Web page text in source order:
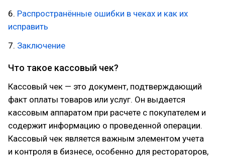
6. Распространённые ошибки в чеках и как их
исправить
7. Заключение
Что такое кассовый чек?
Кассовый чек — это документ, подтверждающий
факт оплаты товаров или услуг. Он выдается
кассовым аппаратом при расчете с покупателем и
содержит информацию о проведенной операции.
Кассовый чек является важным элементом учета
и контроля в бизнесе, особенно для рестораторов,